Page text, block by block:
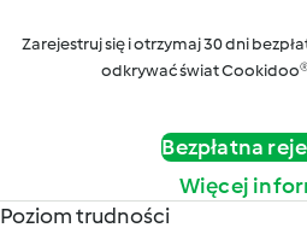
Zarejestruj się i otrzymaj 30 dni
odkrywać świat
Bezpłatna
Więcej
Poziom trudności